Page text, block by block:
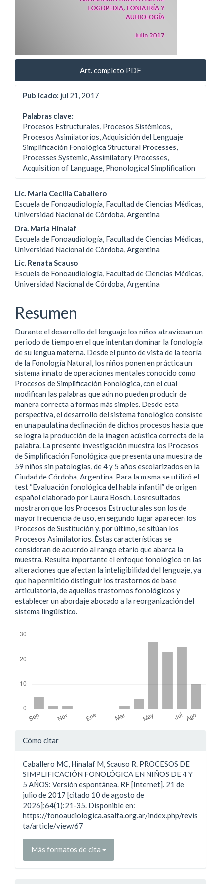
Art. completo PDF
Publicado: jul 21, 2017
Palabras clave:
Procesos Estructurales, Procesos Sistémicos,
Procesos Asimilatorios, Adquisición del Lenguaje,
Simplificación Fonológica Structural Processes,
Processes Systemic, Assimilatory Processes,
Acquisition of Language, Phonological Simplification
Contenido
principal
del
artículo
Lic. María Cecilia Caballero
Escuela de Fonoaudiología, Facultad de Ciencias Médicas,
Universidad Nacional de Córdoba, Argentina
Dra. María Hinalaf
Escuela de Fonoaudiología, Facultad de Ciencias Médicas,
Universidad Nacional de Córdoba, Argentina
Lic. Renata Scauso
Escuela de Fonoaudiología, Facultad de Ciencias Médicas,
Universidad Nacional de Córdoba, Argentina
Resumen
Durante el desarrollo del lenguaje los niños atraviesan un
periodo de tiempo en el que intentan dominar la fonología
de su lengua materna. Desde el punto de vista de la teoría
de la Fonología Natural, los niños ponen en práctica un
sistema innato de operaciones mentales conocido como
Procesos de Simplificación Fonológica, con el cual
modifican las palabras que aún no pueden producir de
manera correcta a formas más simples. Desde esta
perspectiva, el desarrollo del sistema fonológico consiste
en una paulatina declinación de dichos procesos hasta que
se logra la producción de la imagen acústica correcta de la
palabra. La presente investigación muestra los Procesos
de Simplificación Fonológica que presenta una muestra de
59 niños sin patologías, de 4 y 5 años escolarizados en la
Ciudad de Córdoba, Argentina. Para la misma se utilizó el
test “Evaluación fonológica del habla infantil” de origen
español elaborado por Laura Bosch. Losresultados
mostraron que los Procesos Estructurales son los de
mayor frecuencia de uso, en segundo lugar aparecen los
Procesos de Sustitución y, por último, se sitúan los
Procesos Asimilatorios. Éstas características se
consideran de acuerdo al rango etario que abarca la
muestra. Resulta importante el enfoque fonológico en las
alteraciones que afectan la inteligibilidad del lenguaje, ya
que ha permitido distinguir los trastornos de base
articulatoria, de aquellos trastornos fonológicos y
establecer un abordaje abocado a la reorganización del
sistema lingüístico.
Detalles
artículo
Cómo citar
Caballero MC, Hinalaf M, Scauso R. PROCESOS DE
SIMPLIFICACIÓN FONOLÓGICA EN NIÑOS DE 4 Y
5 AÑOS: Versión espontánea. RF [Internet]. 21 de
julio de 2017 [citado 10 de agosto de
2026];64(1):21-35. Disponible en:
https://fonoaudiologica.asalfa.org.ar/index.php/revis
ta/article/view/67
Más formatos de cita